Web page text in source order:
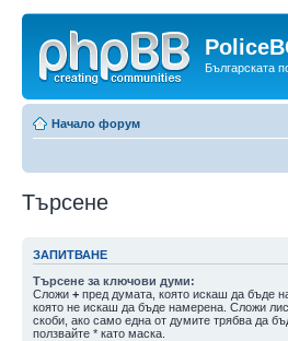
Българската
Начало форум
Търсене
ЗАПИТВАНЕ
Търсене за ключови думи:
Сложи + пред думата, която искаш да бъде
която не искаш да бъде намерена. Сложи
скоби, ако само една от думите трябва да
ползвайте * като маска.